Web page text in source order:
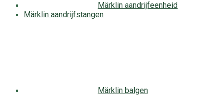
Märklin aandrijfeenheid
Märklin aandrijfstangen
Märklin balgen